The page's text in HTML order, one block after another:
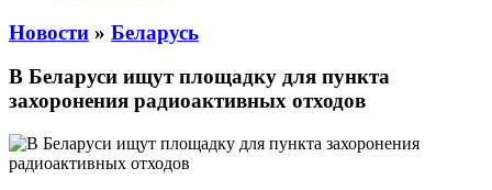
Новости » Беларусь
В Беларуси ищут площадку для пункта
захоронения радиоактивных отходов